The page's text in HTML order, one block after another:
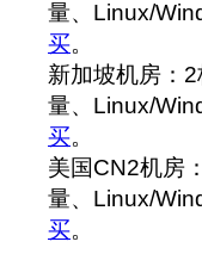
量、Linux/
买。
新加坡机房：
量、Linux/
买。
美国CN2机房
量、Linux/
买。